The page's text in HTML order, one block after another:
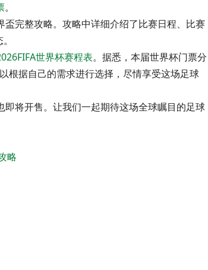
。
完整攻略。攻略中详细介绍了比赛日程、比赛
世界杯赛程表。据悉，本届世界杯门票分
根据自己的需求进行选择，尽情享受这场足球
将开售。让我们一起期待这场全球瞩目的足球
略